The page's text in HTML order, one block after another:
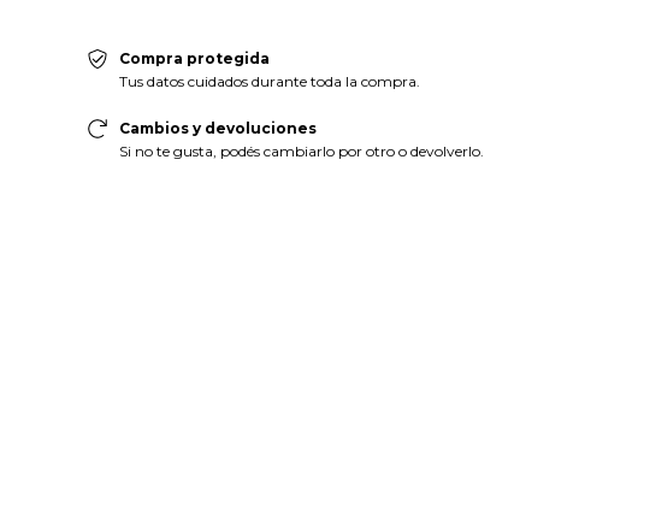
Compra protegida
Tus datos cuidados durante toda la compra.
Cambios y devoluciones
Si no te gusta, podés cambiarlo por otro o devolverlo.